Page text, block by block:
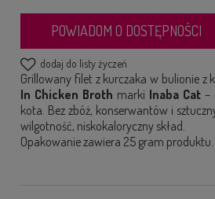
POWIADOM O DOSTĘPNOŚCI
dodaj do listy życzeń
Grillowany filet z kurczaka w bulionie z
In Chicken Broth marki Inaba Cat –
kota. Bez zbóż, konserwantów i
wilgotność, niskokaloryczny skład.
Opakowanie zawiera 25 gram produktu.